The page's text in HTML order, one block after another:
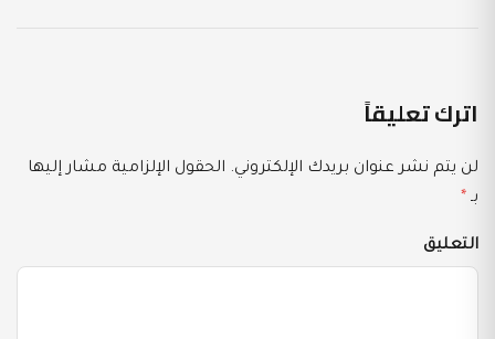
اترك تعليقاً
لن يتم نشر عنوان بريدك الإلكتروني. الحقول الإلزامية مشار إليها
بـ *
التعليق